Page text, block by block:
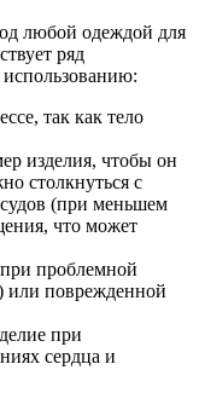
любой одеждой для
ряд
так как тело
изделия, чтобы он
столкнуться с
(при меньшем
что может
проблемной
или поврежденной
при
сердца и